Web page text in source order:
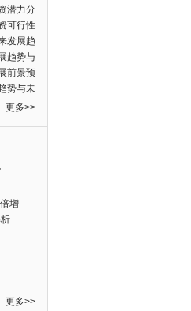
潜力分
可行性
发展趋
趋势与
前景预
势与未
更多>>
增
更多>>